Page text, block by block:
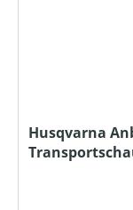
Husqvarna